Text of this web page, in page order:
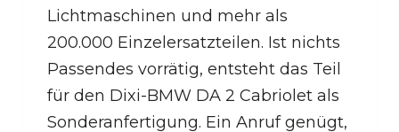
Lichtmaschinen und mehr als
200.000 Einzelersatzteilen. Ist nichts
Passendes vorrätig, entsteht das Teil
für den Dixi-BMW DA 2 Cabriolet als
Sonderanfertigung. Ein Anruf genügt,